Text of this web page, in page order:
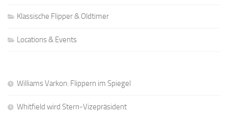
Klassische Flipper & Oldtimer
Locations & Events
Williams Varkon: Flippern im Spiegel
Whitfield wird Stern-Vizepräsident